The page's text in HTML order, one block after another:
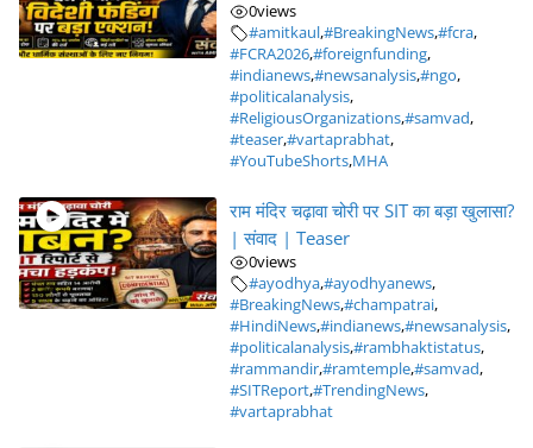
0views
#amitkaul,#BreakingNews,#fcra,
#FCRA2026,#foreignfunding,
#indianews,#newsanalysis,#ngo,
#politicalanalysis,
#ReligiousOrganizations,#samvad,
#teaser,#vartaprabhat,
#YouTubeShorts,MHA
राम मंदिर चढ़ावा चोरी पर SIT का बड़ा खुलासा?
| संवाद | Teaser
0views
#ayodhya,#ayodhyanews,
#BreakingNews,#champatrai,
#HindiNews,#indianews,#newsanalysis,
#politicalanalysis,#rambhaktistatus,
#rammandir,#ramtemple,#samvad,
#SITReport,#TrendingNews,
#vartaprabhat